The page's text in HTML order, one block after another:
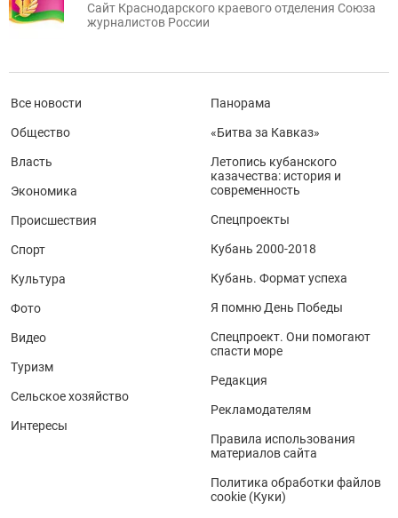
Сайт Краснодарского краевого отделения Союза
журналистов России
Все новости
Общество
Власть
Экономика
Происшествия
Спорт
Культура
Фото
Видео
Туризм
Сельское хозяйство
Интересы
Панорама
«Битва за Кавказ»
Летопись кубанского
казачества: история и
современность
Спецпроекты
Кубань 2000-2018
Кубань. Формат успеха
Я помню День Победы
Спецпроект. Они помогают
спасти море
Редакция
Рекламодателям
Правила использования
материалов сайта
Политика обработки файлов
cookie (Куки)